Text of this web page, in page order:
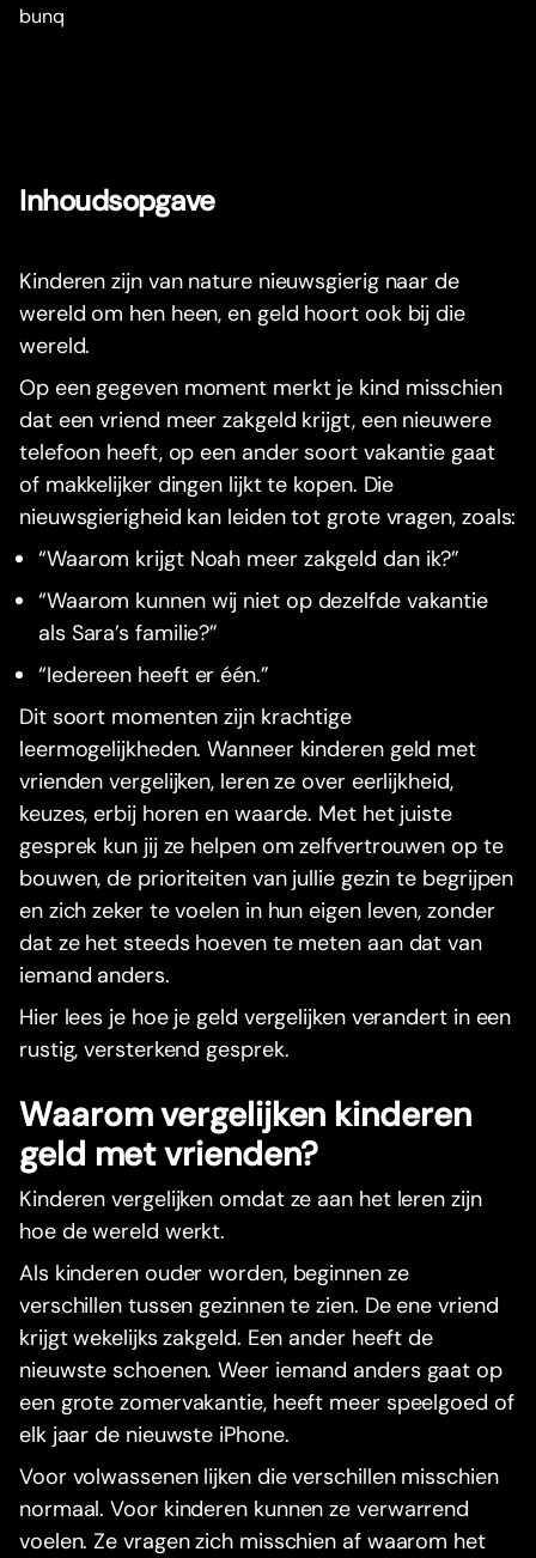
bunq
Inhoudsopgave
Kinderen zijn van nature nieuwsgierig naar de
wereld om hen heen, en geld hoort ook bij die
wereld.
Op een gegeven moment merkt je kind misschien
dat een vriend meer zakgeld krijgt, een nieuwere
telefoon heeft, op een ander soort vakantie gaat
of makkelijker dingen lijkt te kopen. Die
nieuwsgierigheid kan leiden tot grote vragen, zoals:
“Waarom krijgt Noah meer zakgeld dan ik?”
“Waarom kunnen wij niet op dezelfde vakantie
als Sara’s familie?”
“Iedereen heeft er één.”
Dit soort momenten zijn krachtige
leermogelijkheden. Wanneer kinderen geld met
vrienden vergelijken, leren ze over eerlijkheid,
keuzes, erbij horen en waarde. Met het juiste
gesprek kun jij ze helpen om zelfvertrouwen op te
bouwen, de prioriteiten van jullie gezin te begrijpen
en zich zeker te voelen in hun eigen leven, zonder
dat ze het steeds hoeven te meten aan dat van
iemand anders.
Hier lees je hoe je geld vergelijken verandert in een
rustig, versterkend gesprek.
Waarom vergelijken kinderen
geld met vrienden?
Kinderen vergelijken omdat ze aan het leren zijn
hoe de wereld werkt.
Als kinderen ouder worden, beginnen ze
verschillen tussen gezinnen te zien. De ene vriend
krijgt wekelijks zakgeld. Een ander heeft de
nieuwste schoenen. Weer iemand anders gaat op
een grote zomervakantie, heeft meer speelgoed of
elk jaar de nieuwste iPhone.
Voor volwassenen lijken die verschillen misschien
normaal. Voor kinderen kunnen ze verwarrend
voelen. Ze vragen zich misschien af waarom het